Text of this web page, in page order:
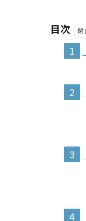
目次
1
2
3
4